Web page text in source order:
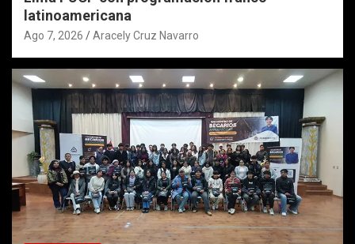
latinoamericana
Ago 7, 2026 Aracely Cruz Navarro